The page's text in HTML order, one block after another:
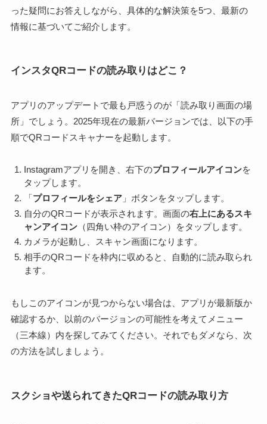
った疑問にお答えしながら、具体的な解決策を5つ、最新の
情報に基づいてご紹介します。
インスタQRコードの読み取りはどこ？
アプリのアップデートで最も戸惑うのが「読み取り画面の場
所」でしょう。2025年現在の最新バージョンでは、以下の手
順でQRコードスキャナーを起動します。
Instagramアプリを開き、右下のプロフィールアイコンを
タップします。
「プロフィールをシェア 」ボタンをタップします。
自分のQRコードが表示されます。画面の右上にあるスキ
ャンアイコン （四角い枠のアイコン）をタップします。
カメラが起動し、スキャン画面になります。
相手のQRコードを枠内に収めると、自動的に読み取られ
ます。
もしこのアイコンが見つからない場合は、アプリが最新版か
確認するか、以前のバージョンの可能性を考えてメニュー
（三本線）内を探してみてください。それでもダメなら、次
の方法を試しましょう。
スクショや送られてきたQRコードの読み取り方